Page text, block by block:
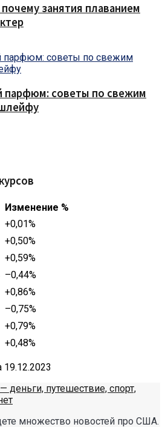
занятия плаванием
парфюм: советы по свежим
Изменение %
+0,01%
+0,50%
+0,59%
–0,44%
+0,86%
–0,75%
+0,79%
+0,48%
19.12.2023
множество новостей про США.